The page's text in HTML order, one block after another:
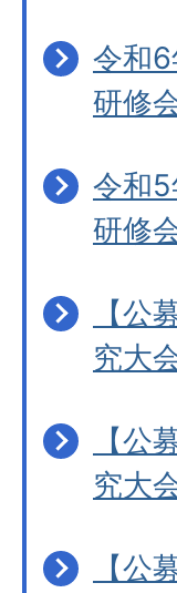
令和
研修
令和
研修
【
究大
【
究大
【